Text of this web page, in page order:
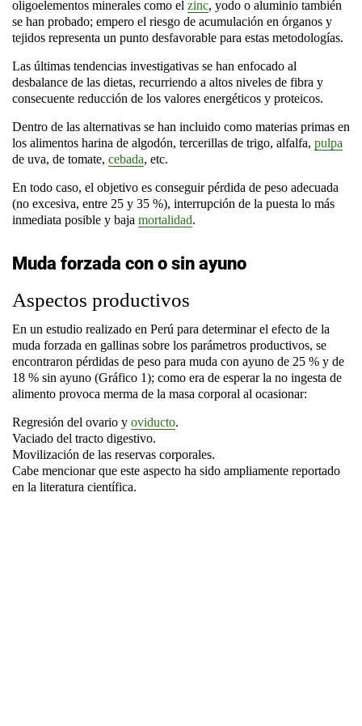
oligoelementos minerales como el zinc, yodo o aluminio también
se han probado; empero el riesgo de acumulación en órganos y
tejidos representa un punto desfavorable para estas metodologías.
Las últimas tendencias investigativas se han enfocado al
desbalance de las dietas, recurriendo a altos niveles de fibra y
consecuente reducción de los valores energéticos y proteicos.
Dentro de las alternativas se han incluido como materias primas en
los alimentos harina de algodón, tercerillas de trigo, alfalfa, pulpa
de uva, de tomate, cebada, etc.
En todo caso, el objetivo es conseguir pérdida de peso adecuada
(no excesiva, entre 25 y 35 %), interrupción de la puesta lo más
inmediata posible y baja mortalidad.
Muda forzada con o sin ayuno
Aspectos productivos
En un estudio realizado en Perú para determinar el efecto de la
muda forzada en gallinas sobre los parámetros productivos, se
encontraron pérdidas de peso para muda con ayuno de 25 % y de
18 % sin ayuno (Gráfico 1); como era de esperar la no ingesta de
alimento provoca merma de la masa corporal al ocasionar:
Regresión del ovario y oviducto.
Vaciado del tracto digestivo.
Movilización de las reservas corporales.
Cabe mencionar que este aspecto ha sido ampliamente reportado
en la literatura científica.